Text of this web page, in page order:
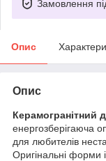
Замовлення
Опис
Опис
Керамогранітний
енергозберігаюча
для любителів
Оригінальні форми і